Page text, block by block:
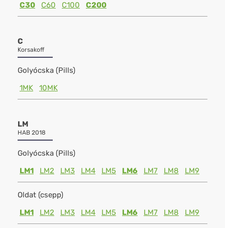
C30
C60 C100 C200
C
Korsakoff
Golyócska (Pills)
1MK
10MK
LM
HAB 2018
Golyócska (Pills)
LM1
LM2 LM3 LM4 LM5 LM6 LM7 LM8 LM9
Oldat (csepp)
LM1
LM2 LM3 LM4 LM5 LM6 LM7 LM8 LM9